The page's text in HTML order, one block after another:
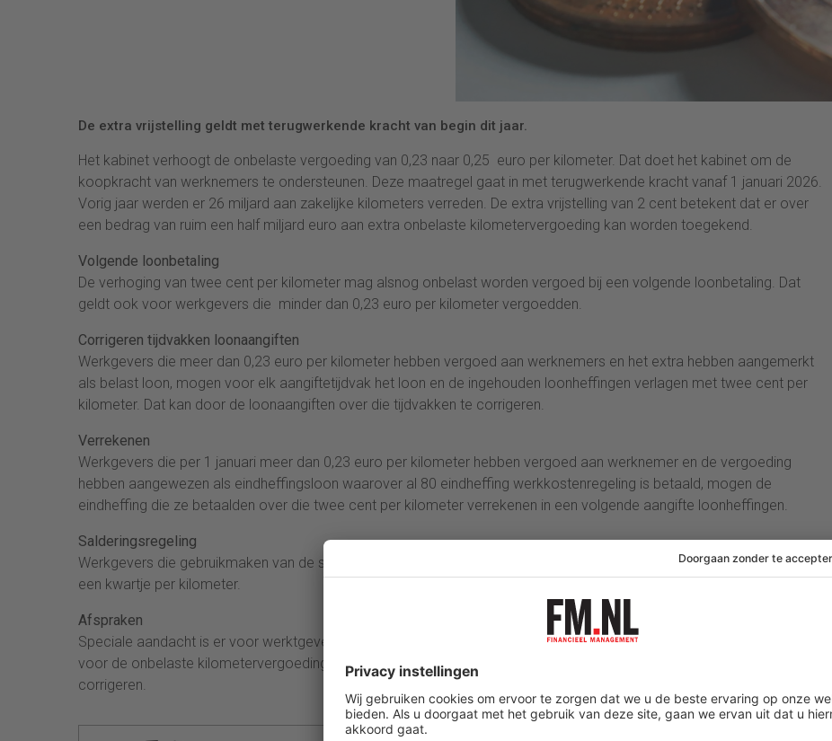
De extra vrijstelling geldt met terugwerkende kracht van begin dit jaar.
Het kabinet verhoogt de onbelaste vergoeding van 0,23 naar 0,25 euro per kilometer. Dat doet het kabinet om de
koopkracht van werknemers te ondersteunen. Deze maatregel gaat in met terugwerkende kracht vanaf 1 januari 2026.
Vorig jaar werden er 26 miljard aan zakelijke kilometers verreden. De extra vrijstelling van 2 cent betekent dat er over
een bedrag van ruim een half miljard euro aan extra onbelaste kilometervergoeding kan worden toegekend.
Volgende loonbetaling
De verhoging van twee cent per kilometer mag alsnog onbelast worden vergoed bij een volgende loonbetaling. Dat
geldt ook voor werkgevers die minder dan 0,23 euro per kilometer vergoedden.
Corrigeren tijdvakken loonaangiften
Werkgevers die meer dan 0,23 euro per kilometer hebben vergoed aan werknemers en het extra hebben aangemerkt
als belast loon, mogen voor elk aangiftetijdvak het loon en de ingehouden loonheffingen verlagen met twee cent per
kilometer. Dat kan door de loonaangiften over die tijdvakken te corrigeren.
Verrekenen
Werkgevers die per 1 januari meer dan 0,23 euro per kilometer hebben vergoed aan werknemer en de vergoeding
hebben aangewezen als eindheffingsloon waarover al 80 eindheffing werkkostenregeling is betaald, mogen de
eindheffing die ze betaalden over die twee cent per kilometer verrekenen in een volgende aangifte loonheffingen.
Salderingsregeling
Werkgevers die gebruikmaken van de salderingsregeling gaan u met terugwerkende kracht vanaf 1 januari dit jaar uit van
een kwartje per kilometer.
Afspraken
Speciale aandacht is er voor werktgevers die met medewerkers afspraken hebben over het inleveren van belast in ruil
voor de onbelaste kilometervergoeding of de verhoging daarvan, mogen hun eerdere aangiften loonheffingen
corrigeren.